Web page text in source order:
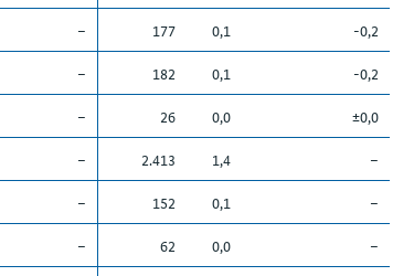
– 177 0,1
-0,2
– 182 0,1
-0,2
– 26 0,0
±0,0
– 2.413 1,4
–
– 152 0,1
–
– 62 0,0
–